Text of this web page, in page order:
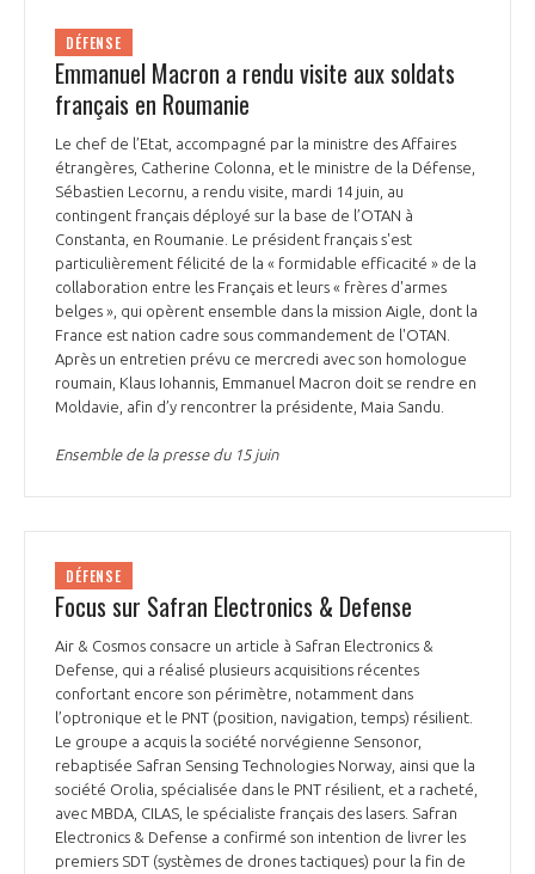
DÉFENSE
Emmanuel Macron a rendu visite aux soldats
français en Roumanie
Le chef de l’Etat, accompagné par la ministre des Affaires
étrangères, Catherine Colonna, et le ministre de la Défense,
Sébastien Lecornu, a rendu visite, mardi 14 juin, au
contingent français déployé sur la base de l’OTAN à
Constanta, en Roumanie. Le président français s'est
particulièrement félicité de la « formidable efficacité » de la
collaboration entre les Français et leurs « frères d'armes
belges », qui opèrent ensemble dans la mission Aigle, dont la
France est nation cadre sous commandement de l'OTAN.
Après un entretien prévu ce mercredi avec son homologue
roumain, Klaus Iohannis, Emmanuel Macron doit se rendre en
Moldavie, afin d’y rencontrer la présidente, Maia Sandu.
Ensemble de la presse du 15 juin
DÉFENSE
Focus sur Safran Electronics & Defense
Air & Cosmos consacre un article à Safran Electronics &
Defense, qui a réalisé plusieurs acquisitions récentes
confortant encore son périmètre, notamment dans
l’optronique et le PNT (position, navigation, temps) résilient.
Le groupe a acquis la société norvégienne Sensonor,
rebaptisée Safran Sensing Technologies Norway, ainsi que la
société Orolia, spécialisée dans le PNT résilient, et a racheté,
avec MBDA, CILAS, le spécialiste français des lasers. Safran
Electronics & Defense a confirmé son intention de livrer les
premiers SDT (systèmes de drones tactiques) pour la fin de